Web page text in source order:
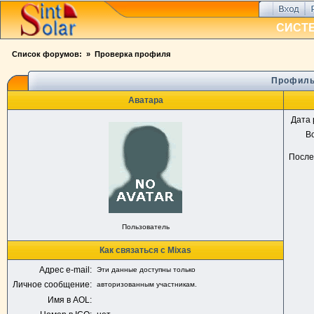
Список форумов: » Проверка профиля
Аватара
Пользователь
Дата
Как связаться с Mixas
Адрес e-mail:
Эти данные доступны только
Личное сообщение: авторизованным участникам.
Имя в AOL: